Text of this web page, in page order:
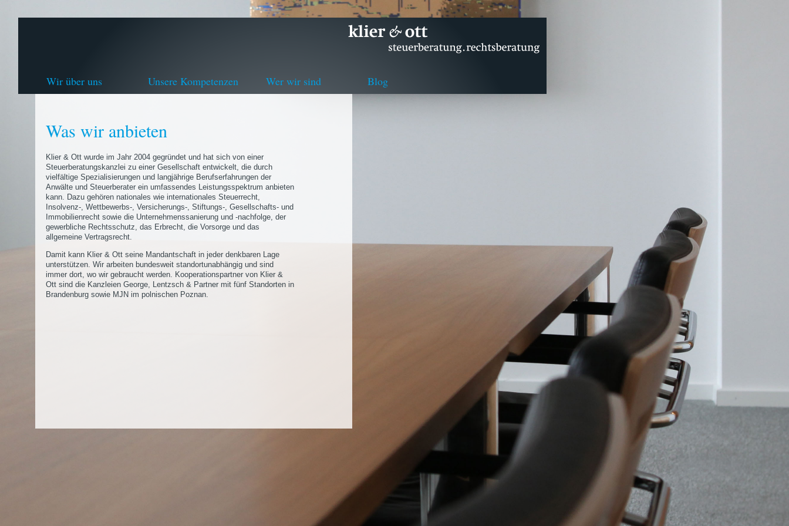
Wir über uns Unsere Kompetenzen Wer wir sind Blog
Was wir anbieten
Klier & Ott wurde im Jahr 2004 gegründet und hat sich von einer
Steuerberatungskanzlei zu einer Gesellschaft entwickelt, die durch
vielfältige Spezialisierungen und langjährige Berufserfahrungen der
Anwälte und Steuerberater ein umfassendes Leistungsspektrum anbieten
kann. Dazu gehören nationales wie internationales Steuerrecht,
Insolvenz-, Wettbewerbs-, Versicherungs-, Stiftungs-, Gesellschafts- und
Immobilienrecht sowie die Unternehmenssanierung und -nachfolge, der
gewerbliche Rechtsschutz, das Erbrecht, die Vorsorge und das
allgemeine Vertragsrecht.
Damit kann Klier & Ott seine Mandantschaft in jeder denkbaren Lage
unterstützen. Wir arbeiten bundesweit standortunabhängig und sind
immer dort, wo wir gebraucht werden. Kooperationspartner von Klier &
Ott sind die Kanzleien George, Lentzsch & Partner mit fünf Standorten in
Brandenburg sowie MJN im polnischen Poznan.